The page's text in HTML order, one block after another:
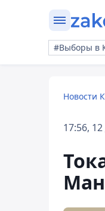
#Выборы в
Новости
17:56,